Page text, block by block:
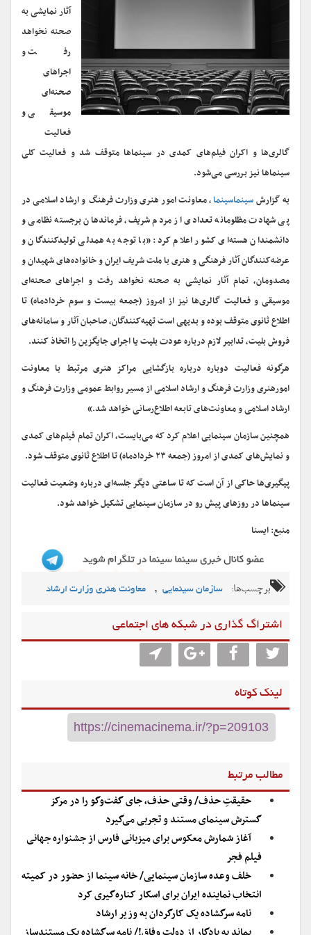
آثار نمایشی به
صحنه نخواهد
رفت و
اجراهای
صحنه‌ای
موسیقی و
فعالیت
گالری‌ها و اکران فیلم‌های کمدی در سینماها متوقف شد و فعالیت کلی
سینماها نیز بررسی می‌شود.
به گزارشسینماسینما، معاونت امور هنری وزارت فرهنگ و ارشاد اسلامی در
پی شهادت مظلومانه تعدادی از مردم شریف، فرماندهان برجسته نظامی و
دانشمندان هسته‌ای کشور اعلام کرد: «با توجه به همدلی تولیدکنندگان و
عرضه‌کنندگان آثار فرهنگی و هنری با ملت شریف ایران و خانواده‌های شهیدان و
مصدومان، تمام آثار نمایشی به صحنه نخواهد رفت و اجراهای صحنه‌ای
موسیقی و فعالیت گالری‌ها نیز از امروز (جمعه بیست و سوم خردادماه) تا
اطلاع ثانوی متوقف بوده و بدیهی است تهیه‌کنندگان، صاحبان آثار و سامانه‌های
فروش بلیت، تدابیر لازم درباره عودت بلیت یا اجرای جایگزین را اتخاذ کنند.
هرگونه فعالیت دوباره درباره بازگشایی مراکز هنری مرتبط با معاونت
امورهنری وزارت فرهنگ و ارشاد اسلامی از مسیر روابط عمومی وزارت فرهنگ و
ارشاد اسلامی و معاونت‌های تابعه اطلاع‌رسانی خواهد شد.»
همچنین سازمان سینمایی اعلام کرد که می‌بایست، اکران تمام فیلم‌های کمدی
و نمایش‌های کمدی از امروز (جمعه ۲۳ خردادماه) تا اطلاع ثانوی متوقف شود.
پیگیری‌ها حاکی از آن است که تا ساعتی دیگر جلسه‌ای درباره وضعیت فعالیت
سینماها در روزهای پیش رو در سازمان سینمایی تشکیل خواهد شود.
منبع: ایسنا
برچسب‌ها: سازمان سینمایی , معاونت هنری وزارت ارشاد
اشتراگ گذاری در شبکه های اجتماعی
لینک کوتاه
مطالب مرتبط
حقیقتِ حذف/ وقتی حذف، جای گفت‌وگو را در مرکز
گسترش سینمای مستند و تجربی می‌گیرد
آغاز شمارش معکوس برای میزبانی فارس از جشنواره جهانی
فیلم فجر
خلف وعده سازمان سینمایی/ خانه سینما از حضور در کمیته
انتخاب نماینده ایران برای اسکار کناره‌گیری کرد
نامه سرگشاده یک کارگردان به وزیر ارشاد